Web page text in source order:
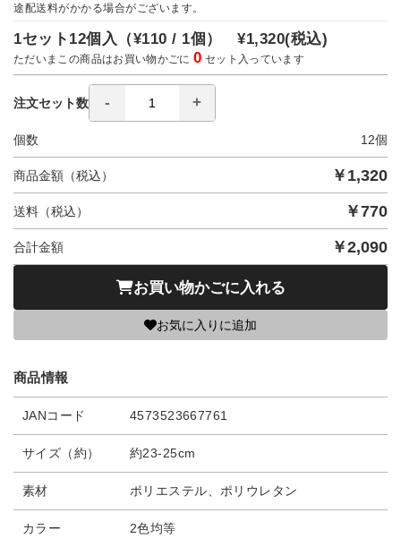
途配送料がかかる場合がございます。
1セット12個入（¥110 / 1個）¥1,320(税込)
ただいまこの商品はお買い物かごに0 セット入っています
注文セット数
個数 12個
商品金額（税込） ￥ 1,320
送料（税込） ￥770
合計金額 ￥2,090
お買い物かごに入れる
お気に入りに追加
商品情報
JANコード 4573523667761
サイズ（約） 約23-25cm
素材 ポリエステル、ポリウレタン
カラー 2色均等